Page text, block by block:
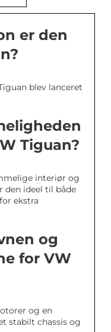
er den
blev lanceret
Tiguan?
interiør og
ideel til både
ekstra
og
for VW
og en
stabilt chassis og